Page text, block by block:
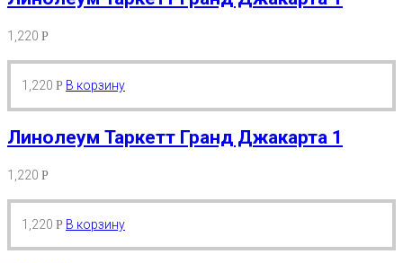
1,220 Р
1,220 Р В корзину
Линолеум Таркетт Гранд Джакарта 1
1,220 Р
1,220 Р В корзину